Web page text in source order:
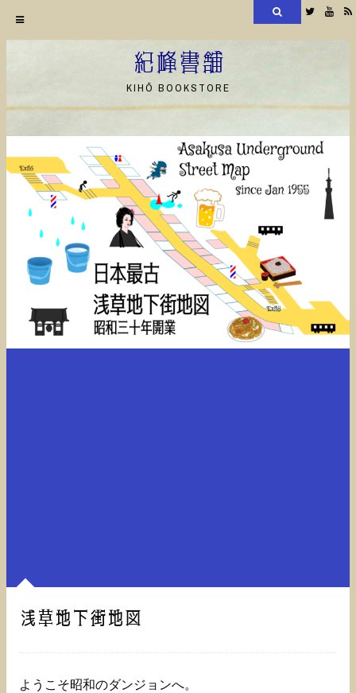
ン
ツ
へ
Twitter
紀峰書舗
KIHŌ BOOKSTORE
浅草地下街地図
ようこそ昭和のダンジョンへ。